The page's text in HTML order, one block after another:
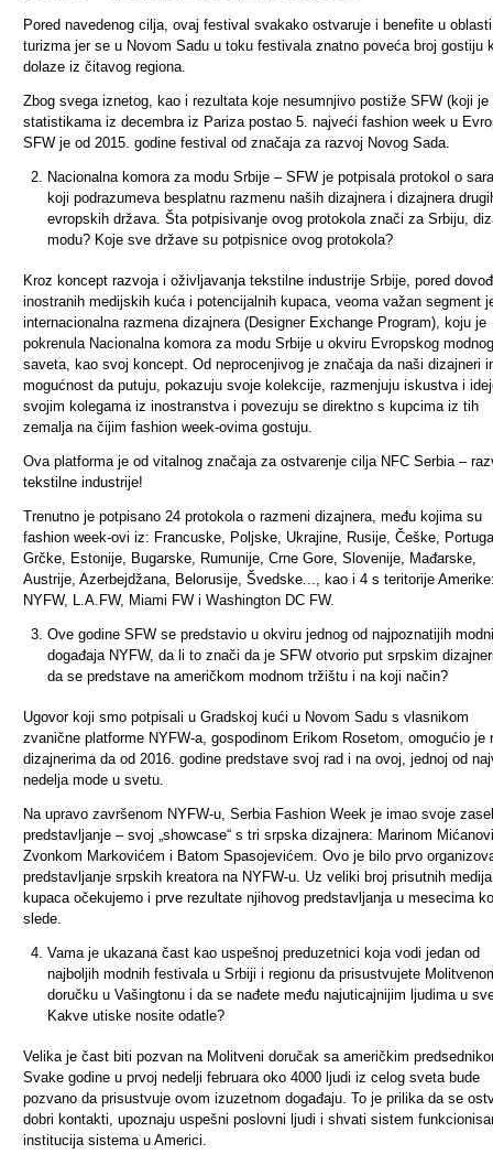
Pored navedenog cilja, ovaj festival svakako ostvaruje i benefite u oblasti
turizma jer se u Novom Sadu u toku festivala znatno poveća broj gostiju
dolaze iz čitavog regiona.
Zbog svega iznetog, kao i rezultata koje nesumnjivo postiže SFW (koji je
statistikama iz decembra iz Pariza postao 5. najveći fashion week u
SFW je od 2015. godine festival od značaja za razvoj Novog Sada.
Nacionalna komora za modu Srbije – SFW je potpisala protokol o
koji podrazumeva besplatnu razmenu naših dizajnera i dizajnera
evropskih država. Šta potpisivanje ovog protokola znači za Srbiju,
modu? Koje sve države su potpisnice ovog protokola?
Kroz koncept razvoja i oživljavanja tekstilne industrije Srbije, pored
inostranih medijskih kuća i potencijalnih kupaca, veoma važan segment
internacionalna razmena dizajnera (Designer Exchange Program), koju je
pokrenula Nacionalna komora za modu Srbije u okviru Evropskog modnog
saveta, kao svoj koncept. Od neprocenjivog je značaja da naši dizajneri
mogućnost da putuju, pokazuju svoje kolekcije, razmenjuju iskustva i
svojim kolegama iz inostranstva i povezuju se direktno s kupcima iz tih
zemalja na čijim fashion week-ovima gostuju.
Ova platforma je od vitalnog značaja za ostvarenje cilja NFC Serbia –
tekstilne industrije!
Trenutno je potpisano 24 protokola o razmeni dizajnera, među kojima su
fashion week-ovi iz: Francuske, Poljske, Ukrajine, Rusije, Češke,
Grčke, Estonije, Bugarske, Rumunije, Crne Gore, Slovenije, Mađarske,
Austrije, Azerbejdžana, Belorusije, Švedske..., kao i 4 s teritorije
NYFW, L.A.FW, Miami FW i Washington DC FW.
Ove godine SFW se predstavio u okviru jednog od najpoznatijih
događaja NYFW, da li to znači da je SFW otvorio put srpskim
da se predstave na američkom modnom tržištu i na koji način?
Ugovor koji smo potpisali u Gradskoj kući u Novom Sadu s vlasnikom
zvanične platforme NYFW-a, gospodinom Erikom Rosetom, omogućio je
dizajnerima da od 2016. godine predstave svoj rad i na ovoj, jednoj od
nedelja mode u svetu.
Na upravo završenom NYFW-u, Serbia Fashion Week je imao svoje
predstavljanje – svoj „showcase“ s tri srpska dizajnera: Marinom
Zvonkom Markovićem i Batom Spasojevićem. Ovo je bilo prvo
predstavljanje srpskih kreatora na NYFW-u. Uz veliki broj prisutnih
kupaca očekujemo i prve rezultate njihovog predstavljanja u mesecima
slede.
Vama je ukazana čast kao uspešnoj preduzetnici koja vodi jedan od
najboljih modnih festivala u Srbiji i regionu da prisustvujete
doručku u Vašingtonu i da se nađete među najuticajnijim ljudima u
Kakve utiske nosite odatle?
Velika je čast biti pozvan na Molitveni doručak sa američkim
Svake godine u prvoj nedelji februara oko 4000 ljudi iz celog sveta bude
pozvano da prisustvuje ovom izuzetnom događaju. To je prilika da se
dobri kontakti, upoznaju uspešni poslovni ljudi i shvati sistem
institucija sistema u Americi.